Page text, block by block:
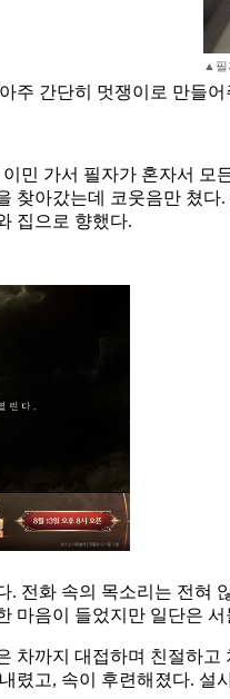
▲필
주 간단히 멋쟁이로 만들
민 가서 필자가 혼자서
찾아갔는데 코웃음만 쳤
집으로 향했다.
. 전화 속의 목소리는 전혀
마음이 들었지만 일단은
차까지 대접하며 친절하
렸고, 속이 후련해졌다.